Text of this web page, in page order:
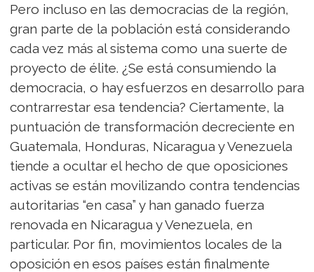
Pero incluso en las democracias de la región,
gran parte de la población está considerando
cada vez más al sistema como una suerte de
proyecto de élite. ¿Se está consumiendo la
democracia, o hay esfuerzos en desarrollo para
contrarrestar esa tendencia? Ciertamente, la
puntuación de transformación decreciente en
Guatemala, Honduras, Nicaragua y Venezuela
tiende a ocultar el hecho de que oposiciones
activas se están movilizando contra tendencias
autoritarias “en casa” y han ganado fuerza
renovada en Nicaragua y Venezuela, en
particular. Por fin, movimientos locales de la
oposición en esos países están finalmente